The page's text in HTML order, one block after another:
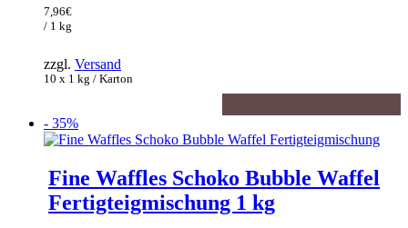
war:
122,50€
Preis
ist:
10 x 1 kg / Karton
7,96€
/ 1 kg
zzgl. Versand
- 35%
Fine Waffles Schoko Bubble Waffel
Fertigteigmischung 1 kg